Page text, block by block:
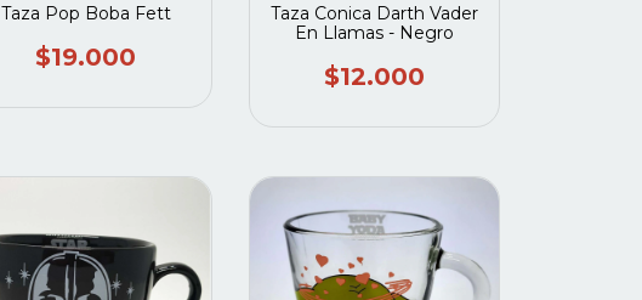
Taza Pop Boba Fett
$19.000
Taza Conica Darth Vader
En Llamas - Negro
$12.000